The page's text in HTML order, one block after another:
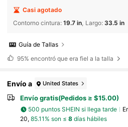
Casi agotado
Contorno cintura: 19.7 in Largo: 33.5 in
Guía de Tallas
95% encontró que era fiel a la talla
Envío a United States
Envío gratis(Pedidos ≥ $15.00)
500 puntos SHEIN si llega tarde
20, 85.11% son ≤ 8días hábiles